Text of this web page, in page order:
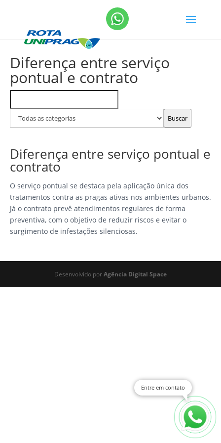
Diferença entre serviço
pontual e contrato
FAQs
por
categoria
Buscar
Diferença entre serviço pontual e
contrato
O serviço pontual se destaca pela aplicação única dos
tratamentos contra as pragas ativas nos ambientes urbanos.
Já o contrato prevê atendimentos regulares de forma
preventiva, com o objetivo de reduzir riscos e evitar o
surgimento de infestações silenciosas.
Desenvolvido porAgência Digital Space
Entre em contato